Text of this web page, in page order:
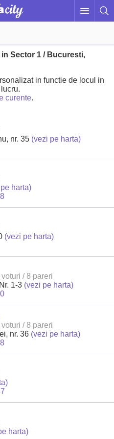
Sector 1 / Bucuresti,
in functie de locul in
curente.
nr. 35 (vezi pe harta)
harta)
(vezi pe harta)
voturi / 8 pareri
1-3 (vezi pe harta)
voturi / 8 pareri
nr. 36 (vezi pe harta)
harta)